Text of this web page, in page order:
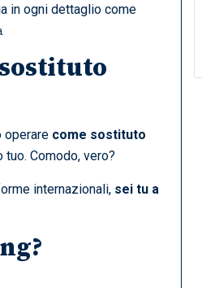
in ogni dettaglio come
operare come sostituto
Comodo, vero?
internazionali, sei tu a